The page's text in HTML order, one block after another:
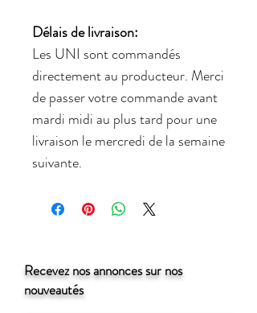
Délais de livraison:
Les UNI sont commandés
directement au producteur. Merci
de passer votre commande avant
mardi midi au plus tard pour une
livraison le mercredi de la semaine
suivante.
Recevez nos annonces sur nos
nouveautés